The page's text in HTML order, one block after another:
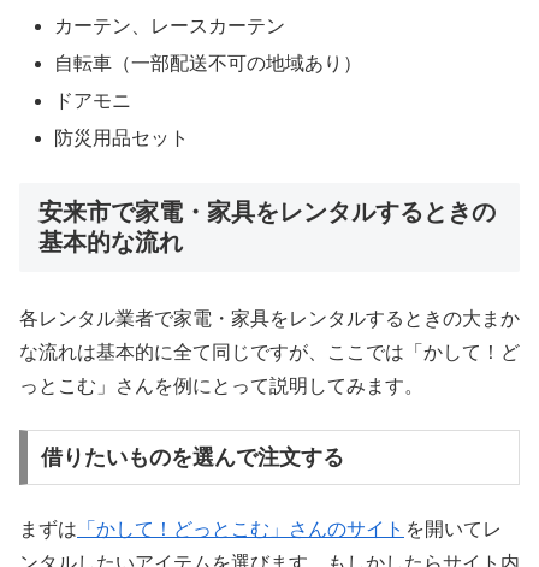
カーテン、レースカーテン
自転車（一部配送不可の地域あり）
ドアモニ
防災用品セット
安来市で家電・家具をレンタルするときの
基本的な流れ
各レンタル業者で家電・家具をレンタルするときの大まか
な流れは基本的に全て同じですが、ここでは「かして！ど
っとこむ」さんを例にとって説明してみます。
借りたいものを選んで注文する
まずは 「かして！どっとこむ」さんのサイト を開いてレ
ンタルしたいアイテムを選びます。もしかしたらサイト内